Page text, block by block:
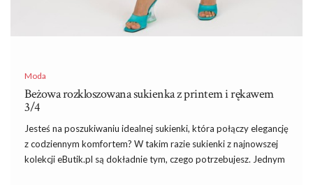
Moda
Beżowa rozkloszowana sukienka z printem i rękawem
3/4
Jesteś na poszukiwaniu idealnej sukienki, która połączy elegancję
z codziennym komfortem? W takim razie sukienki z najnowszej
kolekcji eButik.pl są dokładnie tym, czego potrzebujesz. Jednym